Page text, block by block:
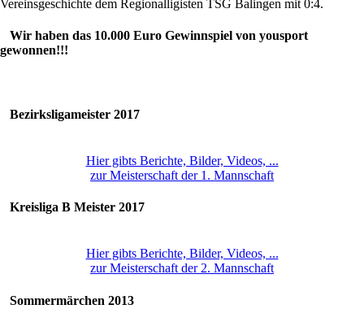
Vereinsgeschichte dem Regionalligisten TSG Balingen mit 0:4.
Wir haben das 10.000 Euro Gewinnspiel von yousport
gewonnen!!!
Bezirksligameister 2017
Hier gibts Berichte, Bilder, Videos, ...
zur Meisterschaft der 1. Mannschaft
Kreisliga B Meister 2017
Hier gibts Berichte, Bilder, Videos, ...
zur Meisterschaft der 2. Mannschaft
Sommermärchen 2013